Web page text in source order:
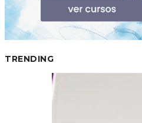
TRENDING